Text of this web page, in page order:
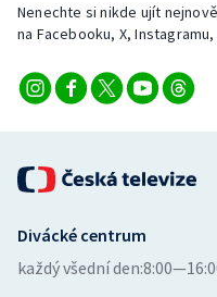
Ostatní
Nenechte si nikde ujít
na Facebooku, X,
Divácké centrum
každý všední den: